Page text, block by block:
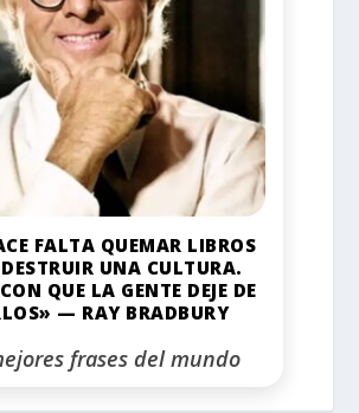
FALTA QUEMAR LIBROS
UNA CULTURA.
QUE LA GENTE DEJE DE
— RAY BRADBURY
frases del mundo